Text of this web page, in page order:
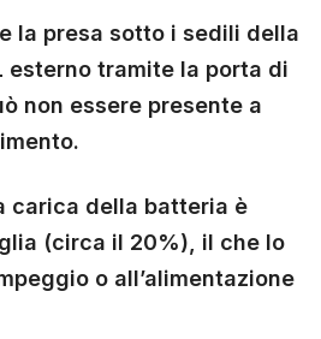
la presa sotto i sedili della
esterno tramite la porta di
non essere presente a
carica della batteria è
(circa il 20%), il che lo
o all’alimentazione